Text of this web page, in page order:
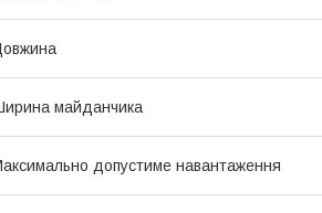
майданчика
допустиме навантаження